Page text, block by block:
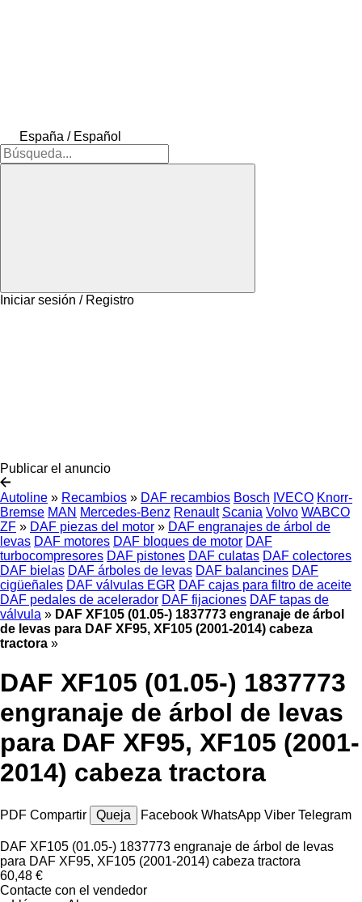
España / Español
Iniciar sesión / Registro
Publicar el anuncio
Autoline » Recambios » DAF recambios Bosch IVECO Knorr-
Bremse MAN Mercedes-Benz Renault Scania Volvo WABCO
ZF » DAF piezas del motor » DAF engranajes de árbol de
levas DAF motores DAF bloques de motor DAF
turbocompresores DAF pistones DAF culatas DAF colectores
DAF bielas DAF árboles de levas DAF balancines DAF
cigüeñales DAF válvulas EGR DAF cajas para filtro de aceite
DAF pedales de acelerador DAF fijaciones DAF tapas de
válvula » DAF XF105 (01.05-) 1837773 engranaje de árbol
de levas para DAF XF95, XF105 (2001-2014) cabeza
tractora »
DAF XF105 (01.05-) 1837773
engranaje de árbol de levas
para DAF XF95, XF105 (2001-
2014) cabeza tractora
PDF Compartir Queja Facebook WhatsApp Viber Telegram
DAF XF105 (01.05-) 1837773 engranaje de árbol de levas
para DAF XF95, XF105 (2001-2014) cabeza tractora
60,48 €
Contacte con el vendedor